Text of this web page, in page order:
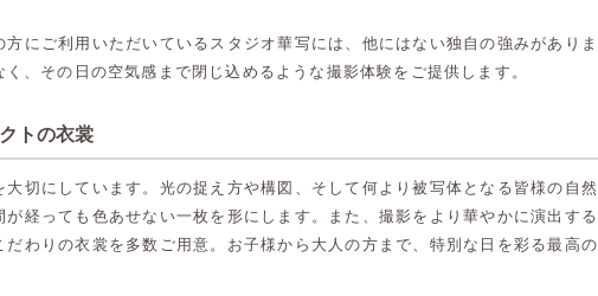
にご利用いただいているスタジオ華写には、他にはない独自の強みがありま
、その日の空気感まで閉じ込めるような撮影体験をご提供します。
トの衣裳
切にしています。光の捉え方や構図、そして何より被写体となる皆様の自然
経っても色あせない一枚を形にします。また、撮影をより華やかに演出する
わりの衣裳を多数ご用意。お子様から大人の方まで、特別な日を彩る最高の